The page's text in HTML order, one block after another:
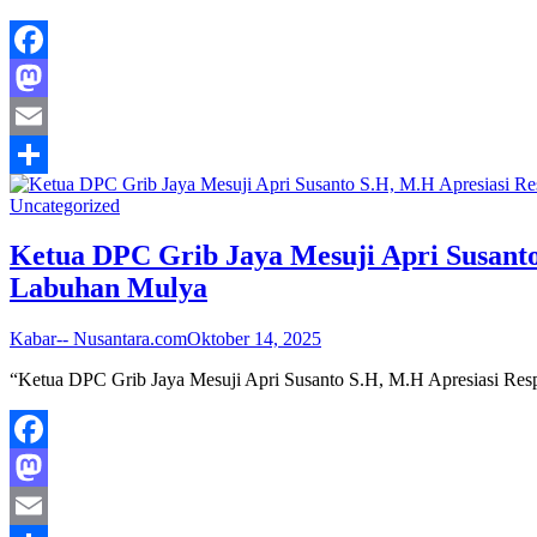
Facebook
Mastodon
Email
Share
Uncategorized
Ketua DPC Grib Jaya Mesuji Apri
Labuhan Mulya
Kabar-- Nusantara.comOktober 14, 2025
“Ketua DPC Grib Jaya Mesuji Apri Susanto S.H, M.H Apresiasi
Facebook
Mastodon